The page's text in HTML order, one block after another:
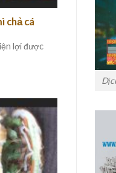
chả cá
lợi được